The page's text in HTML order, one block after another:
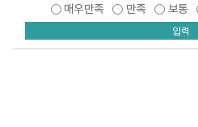
매우만족 만족 보통
입력